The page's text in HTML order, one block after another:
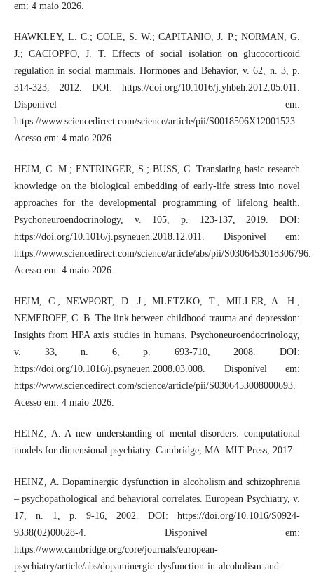
em: 4 maio 2026.
HAWKLEY, L. C.; COLE, S. W.; CAPITANIO, J. P.; NORMAN, G.
J.; CACIOPPO, J. T. Effects of social isolation on glucocorticoid
regulation in social mammals. Hormones and Behavior, v. 62, n. 3, p.
314-323, 2012. DOI: https://doi.org/10.1016/j.yhbeh.2012.05.011.
Disponível em:
https://www.sciencedirect.com/science/article/pii/S0018506X12001523.
Acesso em: 4 maio 2026.
HEIM, C. M.; ENTRINGER, S.; BUSS, C. Translating basic research
knowledge on the biological embedding of early-life stress into novel
approaches for the developmental programming of lifelong health.
Psychoneuroendocrinology, v. 105, p. 123-137, 2019. DOI:
https://doi.org/10.1016/j.psyneuen.2018.12.011. Disponível em:
https://www.sciencedirect.com/science/article/abs/pii/S0306453018306796.
Acesso em: 4 maio 2026.
HEIM, C.; NEWPORT, D. J.; MLETZKO, T.; MILLER, A. H.;
NEMEROFF, C. B. The link between childhood trauma and depression:
Insights from HPA axis studies in humans. Psychoneuroendocrinology,
v. 33, n. 6, p. 693-710, 2008. DOI:
https://doi.org/10.1016/j.psyneuen.2008.03.008. Disponível em:
https://www.sciencedirect.com/science/article/pii/S0306453008000693.
Acesso em: 4 maio 2026.
HEINZ, A. A new understanding of mental disorders: computational
models for dimensional psychiatry. Cambridge, MA: MIT Press, 2017.
HEINZ, A. Dopaminergic dysfunction in alcoholism and schizophrenia
– psychopathological and behavioral correlates. European Psychiatry, v.
17, n. 1, p. 9-16, 2002. DOI: https://doi.org/10.1016/S0924-
9338(02)00628-4. Disponível em:
https://www.cambridge.org/core/journals/european-
psychiatry/article/abs/dopaminergic-dysfunction-in-alcoholism-and-